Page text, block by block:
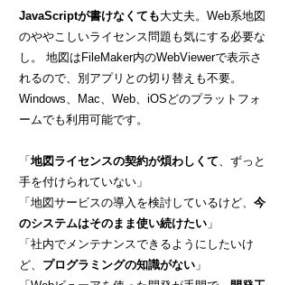
JavaScriptが書けなくても大丈夫。Web系地図
のややこしいライセンス問題も気にする必要な
し。 地図はFileMaker内のWebViewerで表示さ
れるので、別アプリとの切り替えも不要。
Windows、Mac、Web、iOSどのプラットフォ
ームでも利用可能です。
「 地図ライセンスの契約が煩わしくて、ずっと
手を付けられていない」
「地図サービスの導入を検討しているけど、 今
のシステムはそのまま使い続けたい 」
​「社内でメンテナンスできるようにしたいけ
ど、 プログラミングの知識がない 」